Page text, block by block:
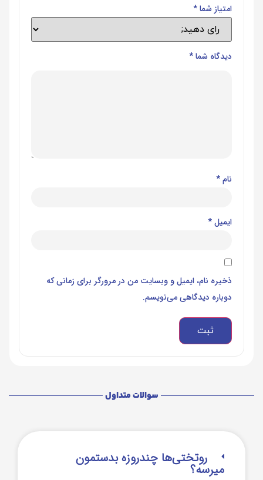
امتیاز شما*
دیدگاه شما*
نام*
ایمیل*
ذخیره نام، ایمیل و وبسایت من در مرورگر برای زمانی که
دوباره دیدگاهی می‌نویسم.
سوالات متداول
روتختی‌‌ها چندروزه بدستمون
میرسه؟